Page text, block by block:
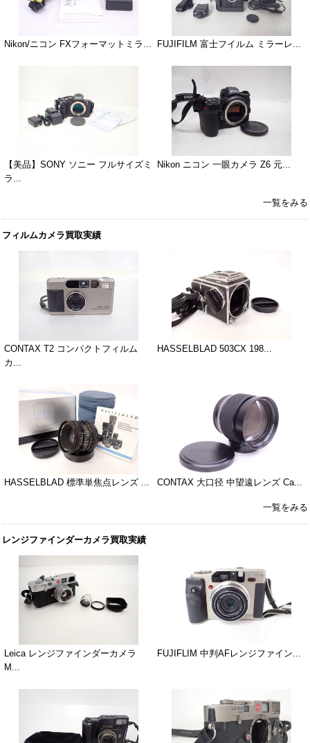
Nikon/ニコン FXフォーマットミラ... FUJIFILM 富士フイルム ミラーレ...
【美品】SONY ソニー フルサイズミ
ラ...
Nikon ニコン 一眼カメラ Z6 元...
一覧をみる
フィルムカメラ買取実績
CONTAX T2 コンパクトフィルム
カ...
HASSELBLAD 503CX 198...
HASSELBLAD 標準単焦点レンズ ... CONTAX 大口径 中望遠レンズ Ca...
一覧をみる
レンジファインダーカメラ買取実績
Leica レンジファインダーカメラ
M...
FUJIFLIM 中判AFレンジファイン...